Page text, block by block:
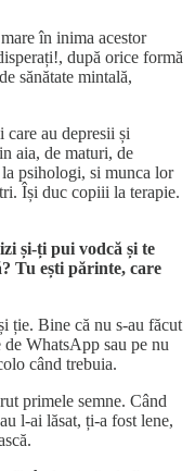
în inima acestor
după orice formă
sănătate mintală,
care au depresii și
aia, de maturi, de
psihologi, si munca lor
Își duc copiii la terapie.
și-ți pui vodcă și te
Tu ești părinte, care
ție. Bine că nu s-au făcut
WhatsApp sau pe nu
când trebuia.
primele semne. Când
l-ai lăsat, ți-a fost lene,